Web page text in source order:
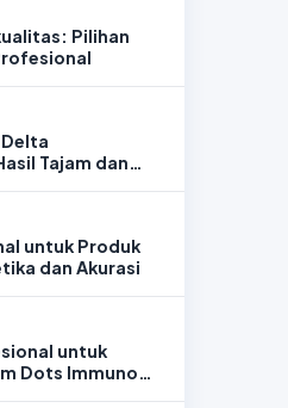
Pilihan
Tajam dan
untuk Produk
dan Akurasi
untuk
Dots Immuno